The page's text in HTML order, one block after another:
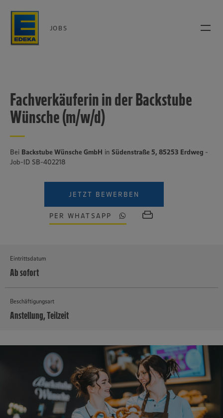
JOBS
Fachverkäuferin in der Backstube
Wünsche (m/w/d)
Bei Backstube Wünsche GmbH in Südenstraße 5, 85253 Erdweg -
Job-ID SB-402218
JETZT BEWERBEN
PER WHATSAPP
Eintrittsdatum
Ab sofort
Beschäftigungsart
Anstellung, Teilzeit